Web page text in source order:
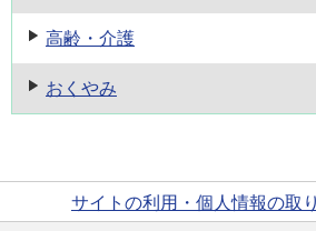
高齢・介護
おくやみ
サイトの利用・個人情報の取